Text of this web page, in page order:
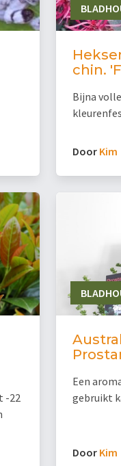
chin.
Bijna
Door Kim
-22
Een
gebruikt
Door Kim